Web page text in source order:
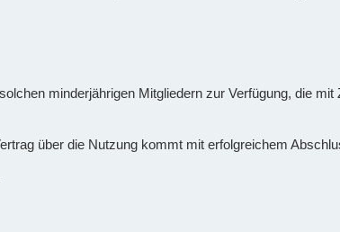
minderjährigen Mitgliedern zur Verfügung, die
über die Nutzung kommt mit erfolgreichem